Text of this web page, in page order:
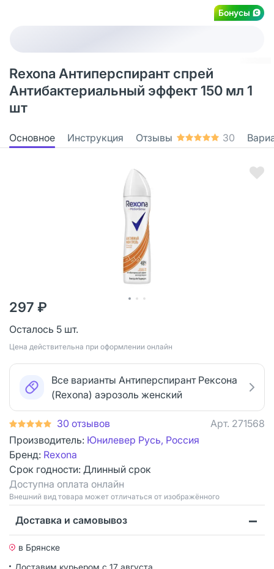
Бонусы
Rexona Антиперспирант спрей
Антибактериальный эффект 150 мл 1
шт
Основное Инструкция Отзывы 30
297 ₽
Осталось 5 шт.
Цена действительна при оформлении онлайн
Все варианты Антиперспирант Рексона
(Rexona) аэрозоль женский
30 отзывов Арт. 271568
Производитель: Юнилевер Русь, Россия
Бренд: Rexona
Срок годности: Длинный срок
Доступна оплата онлайн
Bнешний вид товара может отличаться от изображённого
Доставка и самовывоз
в Брянске
Доставим курьером с 17 августа